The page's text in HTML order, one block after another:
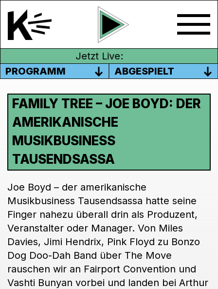
Jetzt Live:
PROGRAMM
ABGESPIELT
FAMILY TREE – JOE BOYD: DER
AMERIKANISCHE
MUSIKBUSINESS
TAUSENDSASSA
Joe Boyd – der amerikanische
Musikbusiness Tausendsassa hatte seine
Finger nahezu überall drin als Produzent,
Veranstalter oder Manager. Von Miles
Davies, Jimi Hendrix, Pink Floyd zu Bonzo
Dog Doo-Dah Band über The Move
rauschen wir an Fairport Convention und
Vashti Bunyan vorbei und landen bei Arthur